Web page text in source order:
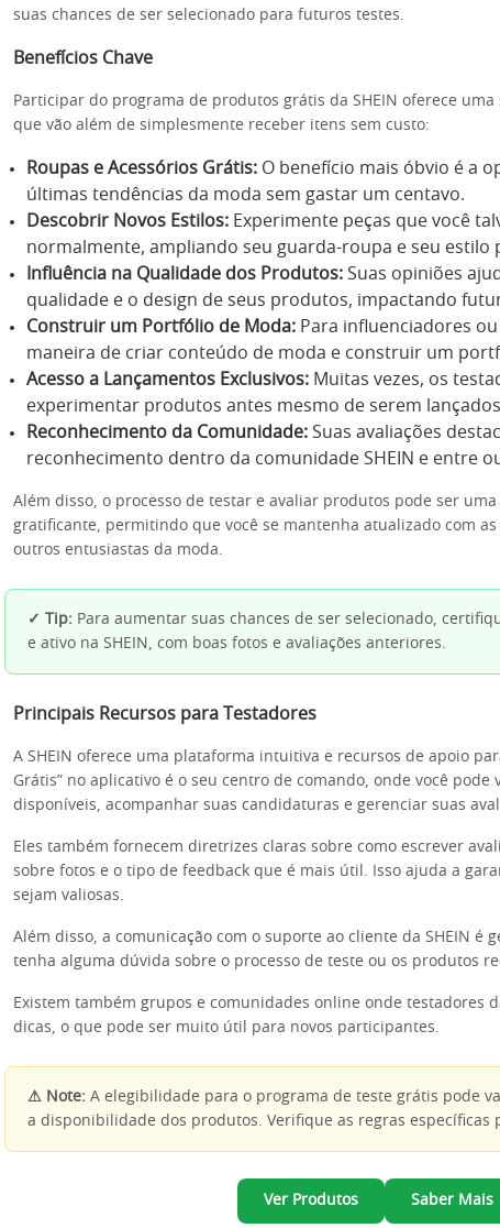
suas chances de ser selecionado para futuros testes.
Benefícios Chave
Participar do programa de produtos grátis da SHEIN oferece
que vão além de simplesmente receber itens sem custo:
Roupas e Acessórios Grátis: O benefício mais óbvio é a
últimas tendências da moda sem gastar um centavo.
Descobrir Novos Estilos: Experimente peças que você
normalmente, ampliando seu guarda-roupa e seu estilo
Influência na Qualidade dos Produtos: Suas opiniões
qualidade e o design de seus produtos, impactando
Construir um Portfólio de Moda: Para influenciadores
maneira de criar conteúdo de moda e construir um
Acesso a Lançamentos Exclusivos: Muitas vezes, os
experimentar produtos antes mesmo de serem
Reconhecimento da Comunidade: Suas avaliações
reconhecimento dentro da comunidade SHEIN e entre
Além disso, o processo de testar e avaliar produtos pode ser
gratificante, permitindo que você se mantenha atualizado com as
outros entusiastas da moda.
✓ Tip: Para aumentar suas chances de ser selecionado,
e ativo na SHEIN, com boas fotos e avaliações anteriores.
Principais Recursos para Testadores
A SHEIN oferece uma plataforma intuitiva e recursos de apoio
Grátis” no aplicativo é o seu centro de comando, onde você pode
disponíveis, acompanhar suas candidaturas e gerenciar suas
Eles também fornecem diretrizes claras sobre como escrever
sobre fotos e o tipo de feedback que é mais útil. Isso ajuda a
sejam valiosas.
Além disso, a comunicação com o suporte ao cliente da SHEIN é
tenha alguma dúvida sobre o processo de teste ou os produtos
Existem também grupos e comunidades online onde testadores
dicas, o que pode ser muito útil para novos participantes.
⚠ Note: A elegibilidade para o programa de teste grátis pode
a disponibilidade dos produtos. Verifique as regras específicas
Ver Produtos Saber Mais